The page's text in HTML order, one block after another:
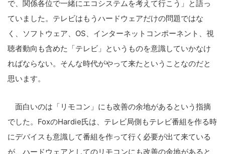
で、関係各位で一緒にエコシステムを考えて行こう」と語っ
ていました。テレビはもうハードウェアだけの問題ではな
く、ソフトウェア、OS、インターネットコンポーネント、視
聴者動向も含めた「テレビ」というものを意識していかなけ
ればならない。そんな時代がやって来たということなのだと
思います。
面白いのは「リモコン」にも改善の余地があるという指摘
でした。FoxのHardie氏は、テレビ局側もテレビ番組を作る時
にデバイスも意識して番組を作って行く必要が出て来ている
が、ハードウェアとしてのリモコンにも改善の余地があると